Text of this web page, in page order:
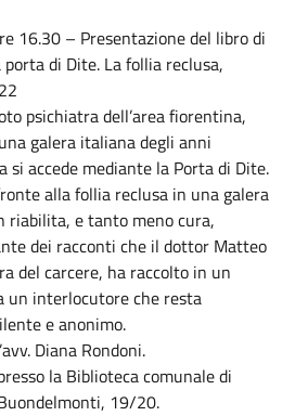
16.30 – Presentazione del libro di
di Dite. La follia reclusa,
psichiatra dell’area fiorentina,
galera italiana degli anni
si accede mediante la Porta di Dite.
alla follia reclusa in una galera
riabilita, e tanto meno cura,
dei racconti che il dottor Matteo
del carcere, ha raccolto in un
un interlocutore che resta
e anonimo.
Diana Rondoni.
la Biblioteca comunale di
19/20.